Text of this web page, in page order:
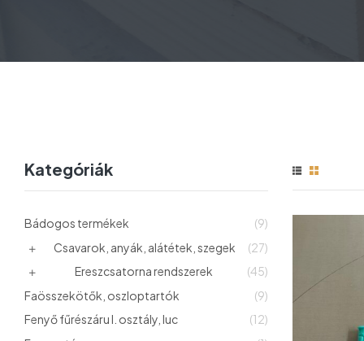
Kategóriák
Bádogos termékek
(9)
Csavarok, anyák, alátétek, szegek
(27)
Ereszcsatorna rendszerek
(45)
Faösszekötők, oszloptartók
(9)
Fenyő fűrészáru I. osztály, luc
(12)